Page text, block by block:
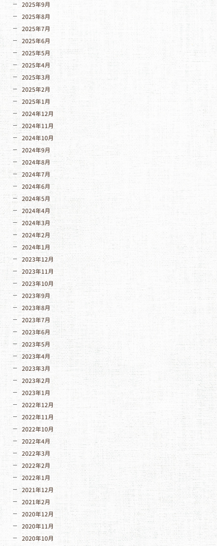
2025年9月
2025年8月
2025年7月
2025年6月
2025年5月
2025年4月
2025年3月
2025年2月
2025年1月
2024年12月
2024年11月
2024年10月
2024年9月
2024年8月
2024年7月
2024年6月
2024年5月
2024年4月
2024年3月
2024年2月
2024年1月
2023年12月
2023年11月
2023年10月
2023年9月
2023年8月
2023年7月
2023年6月
2023年5月
2023年4月
2023年3月
2023年2月
2023年1月
2022年12月
2022年11月
2022年10月
2022年4月
2022年3月
2022年2月
2022年1月
2021年12月
2021年2月
2020年12月
2020年11月
2020年10月